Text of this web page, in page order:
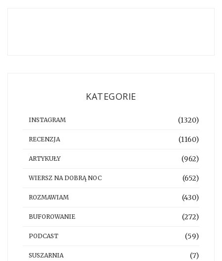
KATEGORIE
INSTAGRAM (1320)
RECENZJA (1160)
ARTYKUŁY (962)
WIERSZ NA DOBRĄ NOC (652)
ROZMAWIAM (430)
BUFOROWANIE (272)
PODCAST (59)
SUSZARNIA (7)